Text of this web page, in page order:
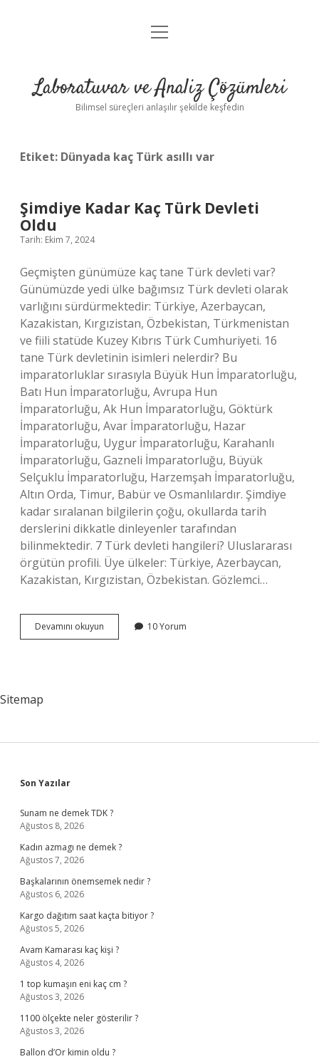
Anasayfa
Yasal Uyarı
menüyü
Laboratuvar ve Analiz Çözümleri
Bilimsel süreçleri anlaşılır şekilde keşfedin
Etiket: Dünyada kaç Türk asıllı var
Şimdiye Kadar Kaç Türk Devleti
Oldu
Tarih: Ekim 7, 2024
Geçmişten günümüze kaç tane Türk devleti var?
Günümüzde yedi ülke bağımsız Türk devleti olarak
varlığını sürdürmektedir: Türkiye, Azerbaycan,
Kazakistan, Kırgızistan, Özbekistan, Türkmenistan
ve fiili statüde Kuzey Kıbrıs Türk Cumhuriyeti. 16
tane Türk devletinin isimleri nelerdir? Bu
imparatorluklar sırasıyla Büyük Hun İmparatorluğu,
Batı Hun İmparatorluğu, Avrupa Hun
İmparatorluğu, Ak Hun İmparatorluğu, Göktürk
İmparatorluğu, Avar İmparatorluğu, Hazar
İmparatorluğu, Uygur İmparatorluğu, Karahanlı
İmparatorluğu, Gazneli İmparatorluğu, Büyük
Selçuklu İmparatorluğu, Harzemşah İmparatorluğu,
Altın Orda, Timur, Babür ve Osmanlılardır. Şimdiye
kadar sıralanan bilgilerin çoğu, okullarda tarih
derslerini dikkatle dinleyenler tarafından
bilinmektedir. 7 Türk devleti hangileri? Uluslararası
örgütün profili. Üye ülkeler: Türkiye, Azerbaycan,
Kazakistan, Kırgızistan, Özbekistan. Gözlemci…
Devamını okuyun Şimdiye
Kadar
10 Yorum
Sitemap
Sidebar
Son Yazılar
Sunam ne demek TDK ?
Ağustos 8, 2026
Kadın azmagı ne demek ?
Ağustos 7, 2026
Başkalarının önemsemek nedir ?
Ağustos 6, 2026
Kargo dağıtım saat kaçta bitiyor ?
Ağustos 5, 2026
Avam Kamarası kaç kişi ?
Ağustos 4, 2026
1 top kumaşın eni kaç cm ?
Ağustos 3, 2026
1100 ölçekte neler gösterilir ?
Ağustos 3, 2026
Ballon d’Or kimin oldu ?